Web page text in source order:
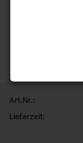
Art.Nr.:
Lieferzeit: